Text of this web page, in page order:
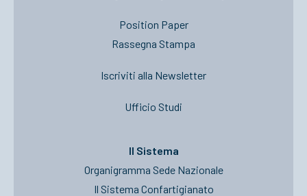
Position Paper
Rassegna Stampa
Iscriviti alla Newsletter
Ufficio Studi
Il Sistema
Organigramma Sede Nazionale
Il Sistema Confartigianato